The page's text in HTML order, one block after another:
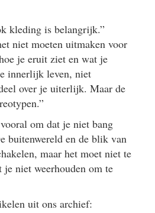
kleding is belangrijk.”
niet moeten uitmaken voor
je eruit ziet en wat je
innerlijk leven, niet
over je uiterlijk. Maar de
om dat je niet bang
buitenwereld en de blik van
maar het moet niet te
niet weerhouden om te
uit ons archief: